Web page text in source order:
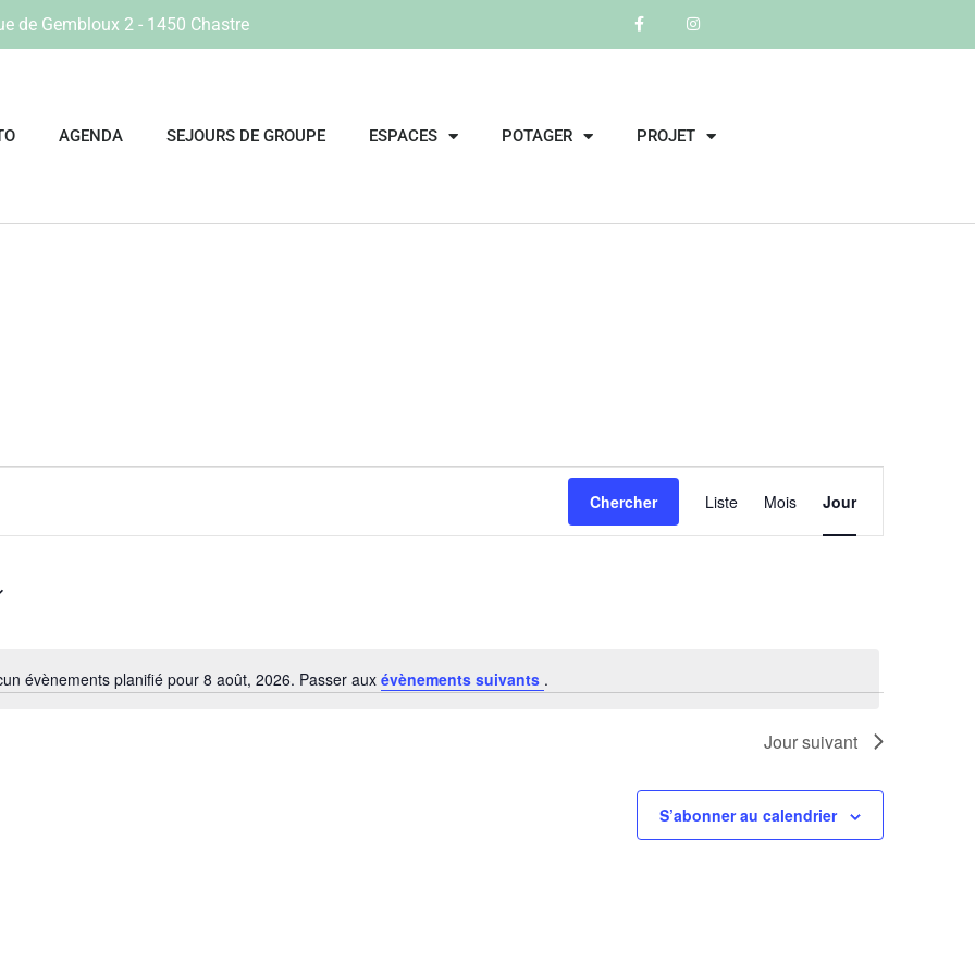
de Gembloux 2 - 1450 Chastre
AGENDA SEJOURS DE GROUPE ESPACES POTAGER PROJET
Notice
évènements planifié pour 8 août, 2026. Passer aux évènements suivants .
Chercher
de
Liste Mois Jour
Jour suivant
S’abonner au calendrier